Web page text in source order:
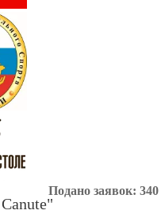
Подано заявок: 340